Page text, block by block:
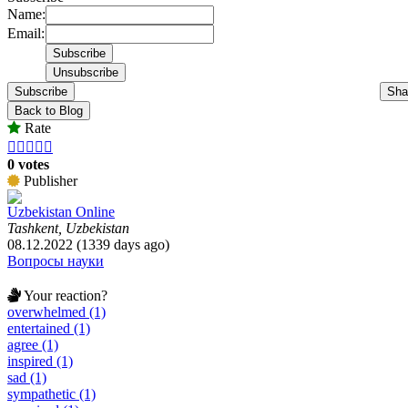
Name:
Email:
Subscribe
Back to Blog
Rate
    
0 votes
Publisher
Uzbekistan Online
Tashkent, Uzbekistan
08.12.2022 (1339 days ago)
Вопросы науки
Your reaction?
overwhelmed (1)
entertained (1)
agree (1)
inspired (1)
sad (1)
sympathetic (1)